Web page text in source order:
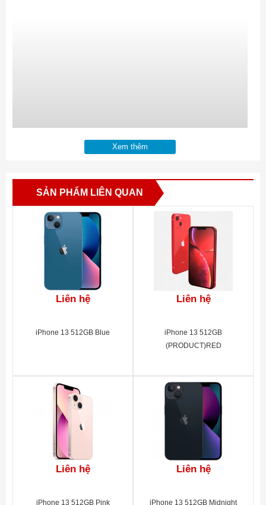
Xem thêm
SẢN PHẨM LIÊN QUAN
Liên hệ
iPhone 13 512GB Blue
Liên hệ
iPhone 13 512GB
(PRODUCT)RED
Liên hệ
iPhone 13 512GB Pink
Liên hệ
iPhone 13 512GB Midnight